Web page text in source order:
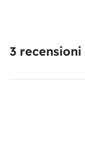
3 recensioni